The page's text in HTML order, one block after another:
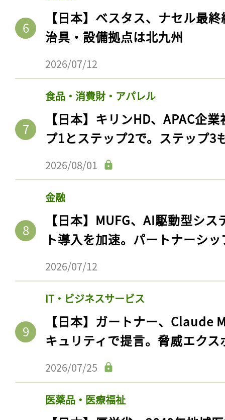
【日本】ベスタス、ナセル最
治具・設備拠点は北九州
2026/07/12
食品・消費財・アパレル
【日本】キリンHD、APAC企
プ1とステップ2で。ステップ3
2026/08/01
金融
【日本】MUFG、AI駆動型シ
ト導入を加速。パートナーシ
2026/07/12
IT・ビジネスサービス
【日本】ガートナー、Claude
キュリティで提言。脅威エク
2026/07/25
医薬品・医療福祉